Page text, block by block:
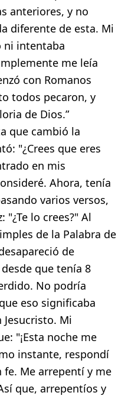
anteriores, y no
diferente de esta. Mi
ni intentaba
me leía
con Romanos
todos pecaron, y
de Dios.”
que cambió la
"¿Crees que eres
en mis
Ahora, tenía
varios versos,
"¿Te lo crees?" Al
de la Palabra de
de
que tenía 8
No podría
eso significaba
Mi
"¡Esta noche me
instante, respondí
fe. Me arrepentí y me
que, arrepentíos y